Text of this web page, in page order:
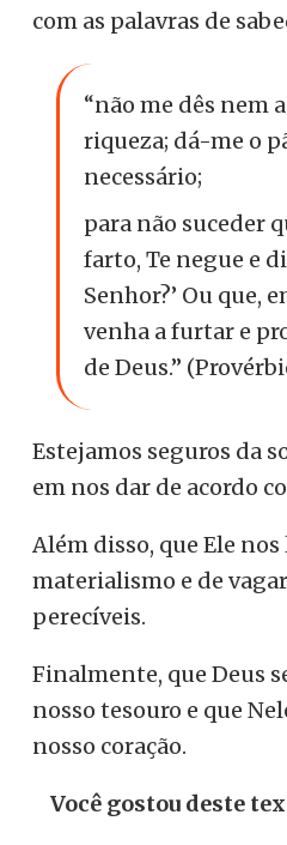
com as palavras de
“não me dês nem
riqueza; dá-me o
necessário;
para não suceder
farto, Te negue e
Senhor?’ Ou que,
venha a furtar e
de Deus.”
Estejamos seguros da
em nos dar de acordo
Além disso, que Ele
materialismo e de
perecíveis.
Finalmente, que Deus
nosso tesouro e que
nosso coração.
Você gostou deste